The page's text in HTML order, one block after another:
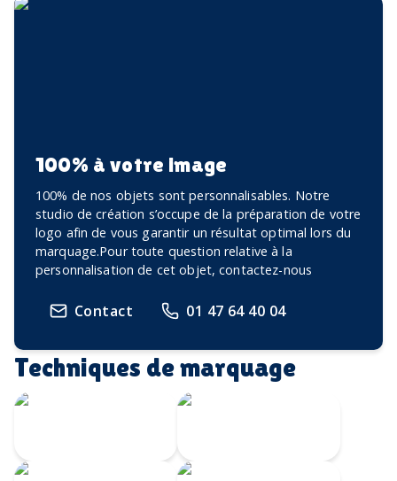
100% à votre image
100% de nos objets sont personnalisables. Notre
studio de création s’occupe de la préparation de votre
logo afin de vous garantir un résultat optimal lors du
marquage.Pour toute question relative à la
personnalisation de cet objet, contactez-nous
Contact 01 47 64 40 04
Techniques de marquage